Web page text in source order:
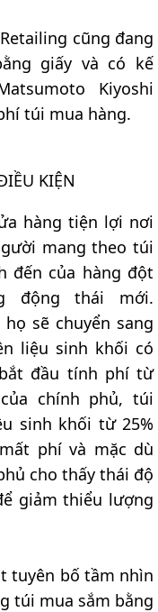
cũng đang
giấy và có kế
Kiyoshi
túi mua hàng.
KIỆN
hàng tiện lợi nơi
mang theo túi
đến của hàng đột
động thái mới.
sẽ chuyển sang
liệu sinh khối có
đầu tính phí từ
chính phủ, túi
sinh khối từ 25%
phí và mặc dù
cho thấy thái độ
giảm thiểu lượng
tuyên bố tầm nhìn
túi mua sắm bằng